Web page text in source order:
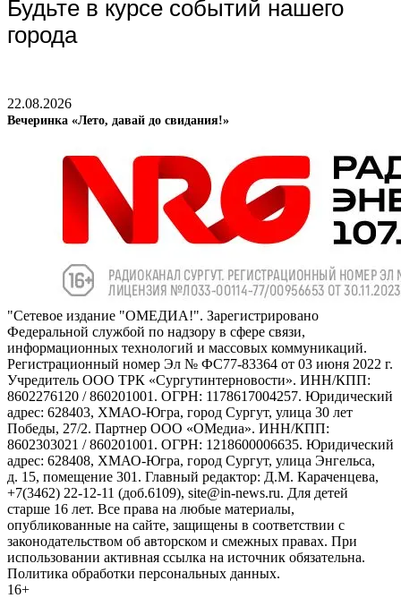
Будьте в курсе событий нашего
города
22.08.2026
Вечеринка «Лето, давай до свидания!»
"Сетевое издание "ОМЕДИА!". Зарегистрировано
Федеральной службой по надзору в сфере связи,
информационных технологий и массовых коммуникаций.
Регистрационный номер Эл № ФС77-83364 от 03 июня 2022 г.
Учредитель ООО ТРК «Сургутинтерновости». ИНН/КПП:
8602276120 / 860201001. ОГРН: 1178617004257. Юридический
адрес: 628403, ХМАО-Югра, город Сургут, улица 30 лет
Победы, 27/2. Партнер ООО «ОМедиа». ИНН/КПП:
8602303021 / 860201001. ОГРН: 1218600006635. Юридический
адрес: 628408, ХМАО-Югра, город Сургут, улица Энгельса,
д. 15, помещение 301. Главный редактор: Д.М. Караченцева,
+7(3462) 22-12-11 (доб.6109), site@in-news.ru. Для детей
старше 16 лет. Все права на любые материалы,
опубликованные на сайте, защищены в соответствии с
законодательством об авторском и смежных правах. При
использовании активная ссылка на источник обязательна.
Политика обработки персональных данных.
16+